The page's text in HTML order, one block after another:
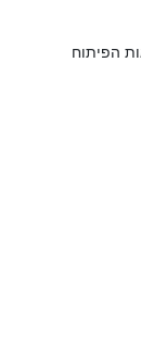
הפיתוח